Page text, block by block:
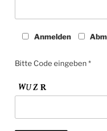
Anmelden
Bitte Code eingeben *